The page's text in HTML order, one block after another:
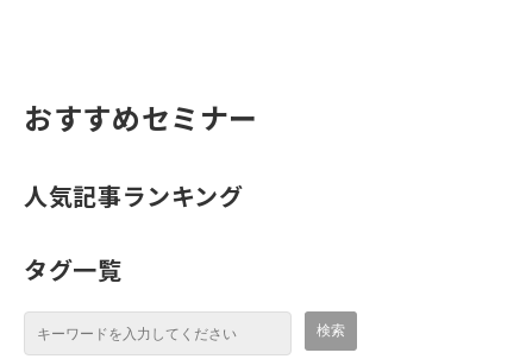
おすすめセミナー
人気記事ランキング
タグ一覧